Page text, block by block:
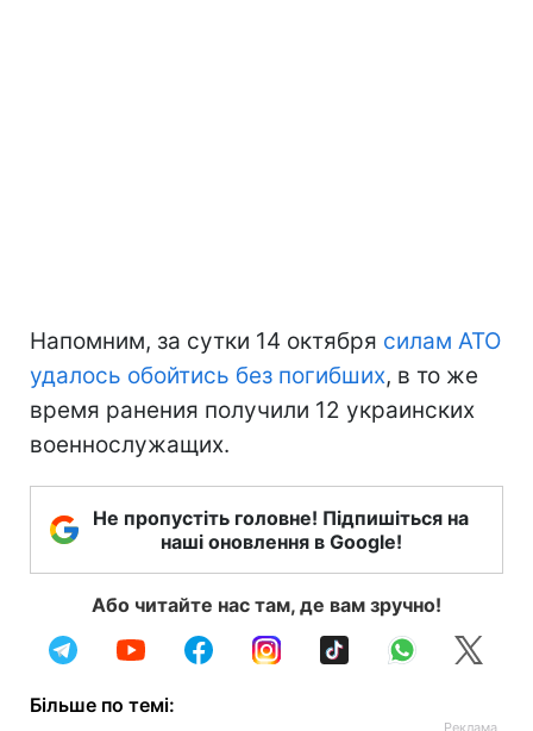
Напомним, за сутки 14 октября силам АТО
удалось обойтись без погибших, в то же
время ранения получили 12 украинских
военнослужащих.
Не пропустіть головне! Підпишіться на
наші оновлення в Google!
Або читайте нас там, де вам зручно!
Більше по темі: